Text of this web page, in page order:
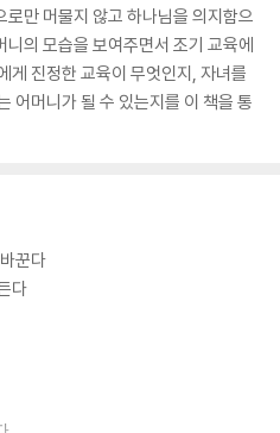
만 머물지 않고 하나님을 의지함으
의 모습을 보여주면서 조기 교육에
게 진정한 교육이 무엇인지, 자녀를
어머니가 될 수 있는지를 이 책을 통
꾼다
다